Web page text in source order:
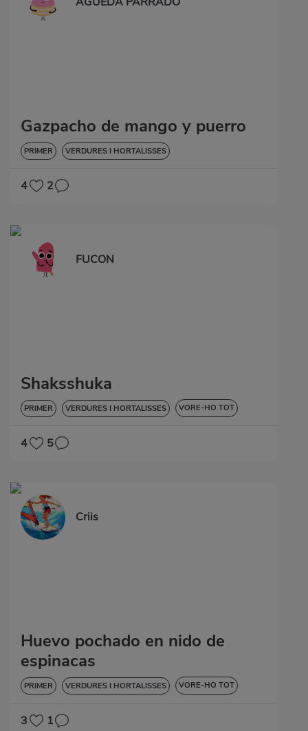
Gazpacho de mango y puerro
PRIMER VERDURES I HORTALISSES
4 2
FUCON
Shaksshuka
PRIMER VERDURES I HORTALISSES VORE-HO TOT
4 5
Criis
Huevo pochado en nido de
espinacas
PRIMER VERDURES I HORTALISSES VORE-HO TOT
3 1